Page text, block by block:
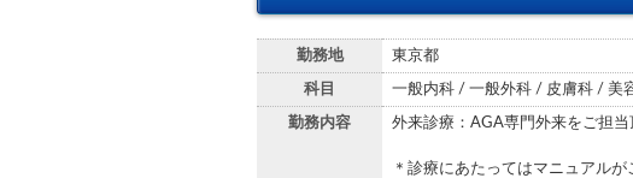
勤務地 東京都
科目 一般内科 / 一般外科 / 皮膚科 / 美
勤務内容 外来診療：AGA専門外来をご担
＊診療にあたってはマニュアルが